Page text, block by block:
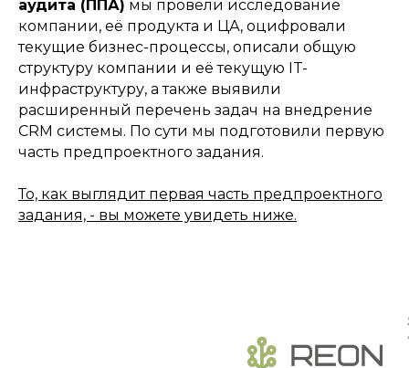
аудита (ППА) мы провели исследование
компании, её продукта и ЦА, оцифровали
текущие бизнес-процессы, описали общую
структуру компании и её текущую IT-
инфраструктуру, а также выявили
расширенный перечень задач на внедрение
CRM системы. По сути мы подготовили первую
часть предпроектного задания.
То, как выглядит первая часть предпроектного
задания, - вы можете увидеть ниже.